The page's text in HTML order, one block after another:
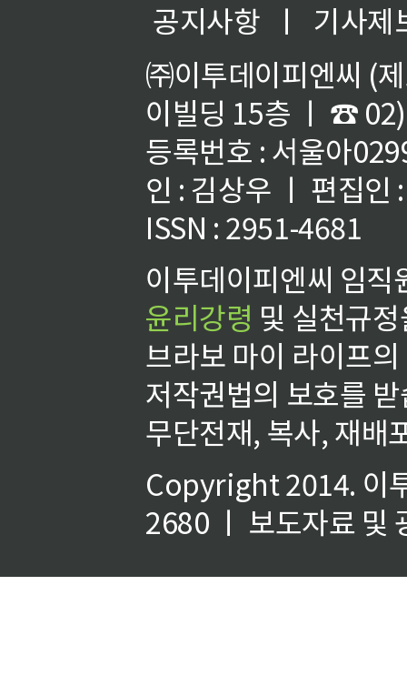
공지사항
ㅣ
기사제
㈜이투데이피엔씨 (
이빌딩 15층 ㅣ ☎
등록번호 : 서울아
인 : 김상우 ㅣ 편집인
ISSN : 2951-4681
이투데이피엔씨 임
윤리강령 및 실천규
브라보 마이 라이프
저작권법의 보호를
무단전재, 복사, 재배
Copyright 2014. 이
2680 ㅣ 보도자료